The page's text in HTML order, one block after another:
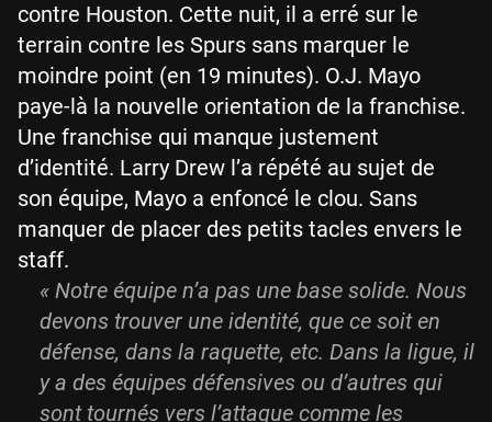
contre Houston. Cette nuit, il a erré sur le
terrain contre les Spurs sans marquer le
moindre point (en 19 minutes). O.J. Mayo
paye-là la nouvelle orientation de la franchise.
Une franchise qui manque justement
d’identité. Larry Drew l’a répété au sujet de
son équipe, Mayo a enfoncé le clou. Sans
manquer de placer des petits tacles envers le
staff.
« Notre équipe n’a pas une base solide. Nous
devons trouver une identité, que ce soit en
défense, dans la raquette, etc. Dans la ligue, il
y a des équipes défensives ou d’autres qui
sont tournés vers l’attaque comme les